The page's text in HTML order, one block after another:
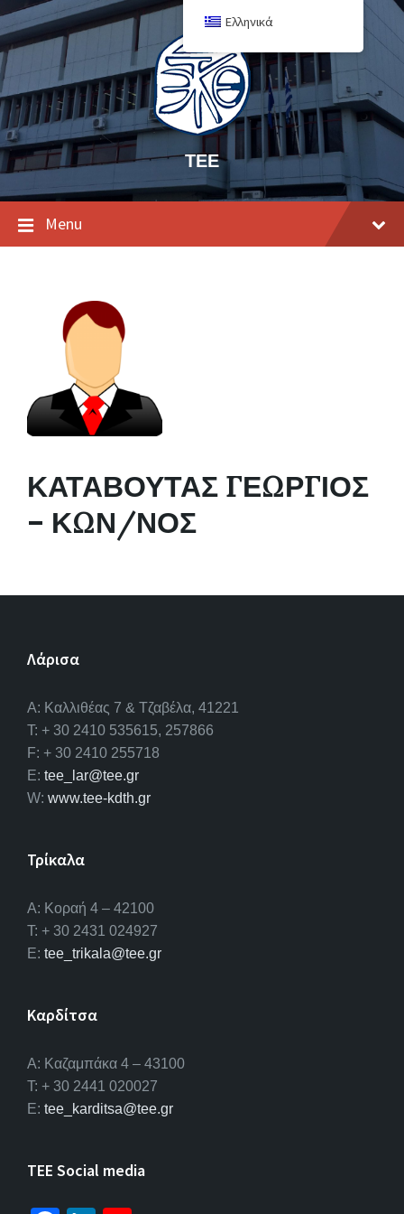
ΤΕΕ
Menu
ΚΑΤΑΒΟΥΤΑΣ ΓΕΩΡΓΙΟΣ
– ΚΩΝ/ΝΟΣ
Λάρισα
A: Καλλιθέας 7 & Τζαβέλα, 41221
T: + 30 2410 535615, 257866
F: + 30 2410 255718
E: tee_lar@tee.gr
W: www.tee-kdth.gr
Τρίκαλα
Α: Κοραή 4 – 42100
T: + 30 2431 024927
E: tee_trikala@tee.gr
Καρδίτσα
Α: Καζαμπάκα 4 – 43100
T: + 30 2441 020027
E: tee_karditsa@tee.gr
TEE Social media
Ελληνικά